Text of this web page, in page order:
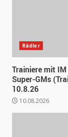
Rädler
Trainiere mit
Super-GMs
10.8.26
10.08.2026